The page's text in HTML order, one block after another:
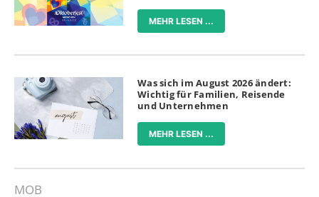
MEHR LESEN ...
Was sich im August 2026 ändert:
Wichtig für Familien, Reisende
und Unternehmen
MEHR LESEN ...
MOB